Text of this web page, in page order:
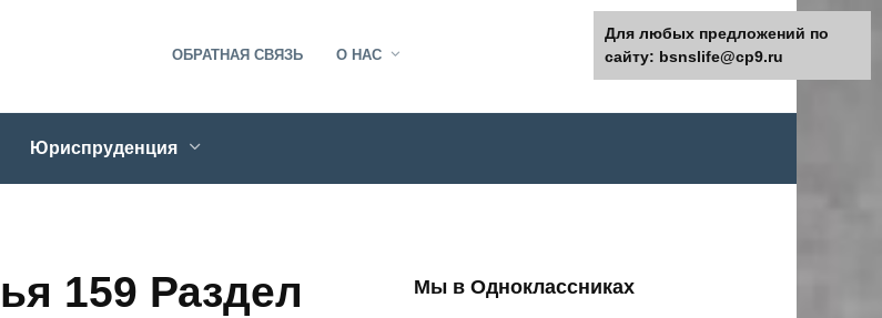
ОБРАТНАЯ СВЯЗЬ О НАС
Юриспруденция
159 Раздел Мы в Одноклассниках
Для любых предложений по
сайту: bsnslife@cp9.ru